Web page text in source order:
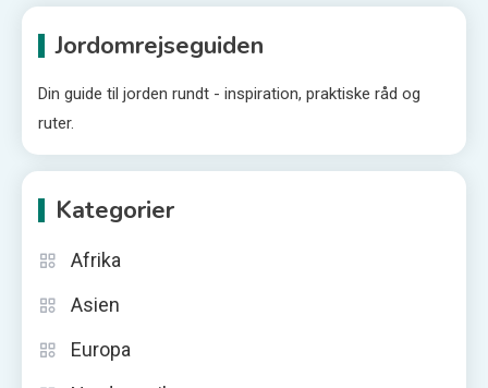
Jordomrejseguiden
Din guide til jorden rundt - inspiration, praktiske råd og
ruter.
Kategorier
Afrika
Asien
Europa